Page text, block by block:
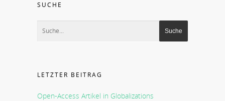
SUCHE
LETZTER BEITRAG
Open-Access Artikel in Globalizations